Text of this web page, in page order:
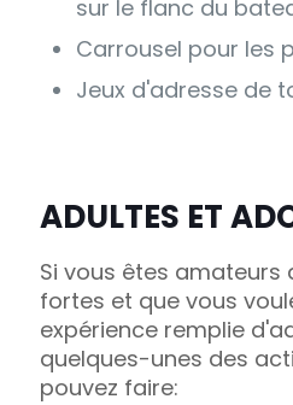
sur le flanc du
Carrousel pour les
Jeux d'adresse de
ADULTES ET
Si vous êtes amateurs
fortes et que vous
expérience remplie
quelques-unes des
pouvez faire: